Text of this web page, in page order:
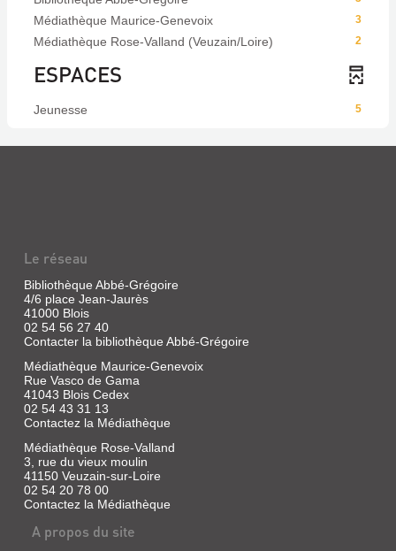
3
Médiathèque Maurice-Genevoix
2
Médiathèque Rose-Valland (Veuzain/Loire)
ESPACES
5
Jeunesse
Le réseau
Bibliothèque Abbé-Grégoire
4/6 place Jean-Jaurès
41000 Blois
02 54 56 27 40
Contacter la bibliothèque Abbé-Grégoire
Médiathèque Maurice-Genevoix
Rue Vasco de Gama
41043 Blois Cedex
02 54 43 31 13
Contactez la Médiathèque
Médiathèque Rose-Valland
3, rue du vieux moulin
41150 Veuzain-sur-Loire
02 54 20 78 00
Contactez la Médiathèque
A propos du site